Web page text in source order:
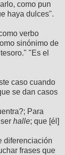
como pun
haya dulces".
verbo
sinónimo de
"Es el
caso cuando
se dan casos
Para
halle; que [él]
diferenciación
frases que